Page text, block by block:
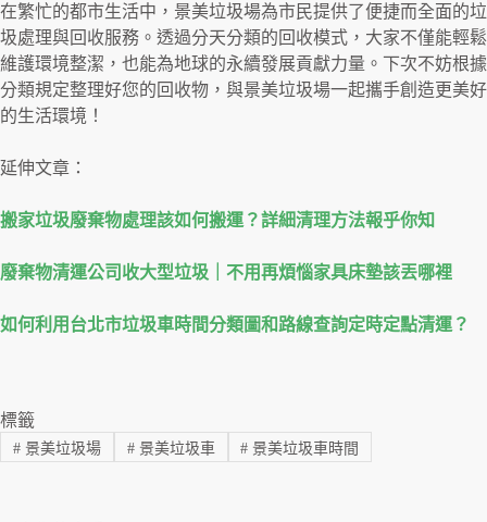
在繁忙的都市生活中，景美垃圾場為市民提供了便捷而全面的垃
圾處理與回收服務。透過分天分類的回收模式，大家不僅能輕鬆
維護環境整潔，也能為地球的永續發展貢獻力量。下次不妨根據
分類規定整理好您的回收物，與景美垃圾場一起攜手創造更美好
的生活環境！
延伸文章：
搬家垃圾廢棄物處理該如何搬運？詳細清理方法報乎你知
廢棄物清運公司收大型垃圾｜不用再煩惱家具床墊該丟哪裡
如何利用台北市垃圾車時間分類圖和路線查詢定時定點清運？
標籤
#景美垃圾場 #景美垃圾車 # 景美垃圾車時間